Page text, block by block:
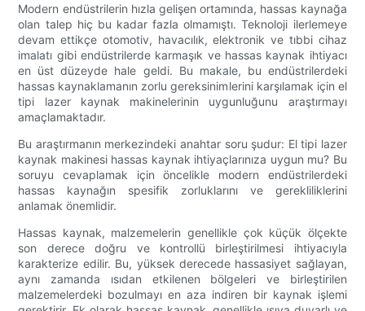
Modern endüstrilerin hızla gelişen ortamında, hassas kaynağa
olan talep hiç bu kadar fazla olmamıştı. Teknoloji ilerlemeye
devam ettikçe otomotiv, havacılık, elektronik ve tıbbi cihaz
imalatı gibi endüstrilerde karmaşık ve hassas kaynak ihtiyacı
en üst düzeyde hale geldi. Bu makale, bu endüstrilerdeki
hassas kaynaklamanın zorlu gereksinimlerini karşılamak için el
tipi lazer kaynak makinelerinin uygunluğunu araştırmayı
amaçlamaktadır.
Bu araştırmanın merkezindeki anahtar soru şudur: El tipi lazer
kaynak makinesi hassas kaynak ihtiyaçlarınıza uygun mu? Bu
soruyu cevaplamak için öncelikle modern endüstrilerdeki
hassas kaynağın spesifik zorluklarını ve gerekliliklerini
anlamak önemlidir.
Hassas kaynak, malzemelerin genellikle çok küçük ölçekte
son derece doğru ve kontrollü birleştirilmesi ihtiyacıyla
karakterize edilir. Bu, yüksek derecede hassasiyet sağlayan,
aynı zamanda ısıdan etkilenen bölgeleri ve birleştirilen
malzemelerdeki bozulmayı en aza indiren bir kaynak işlemi